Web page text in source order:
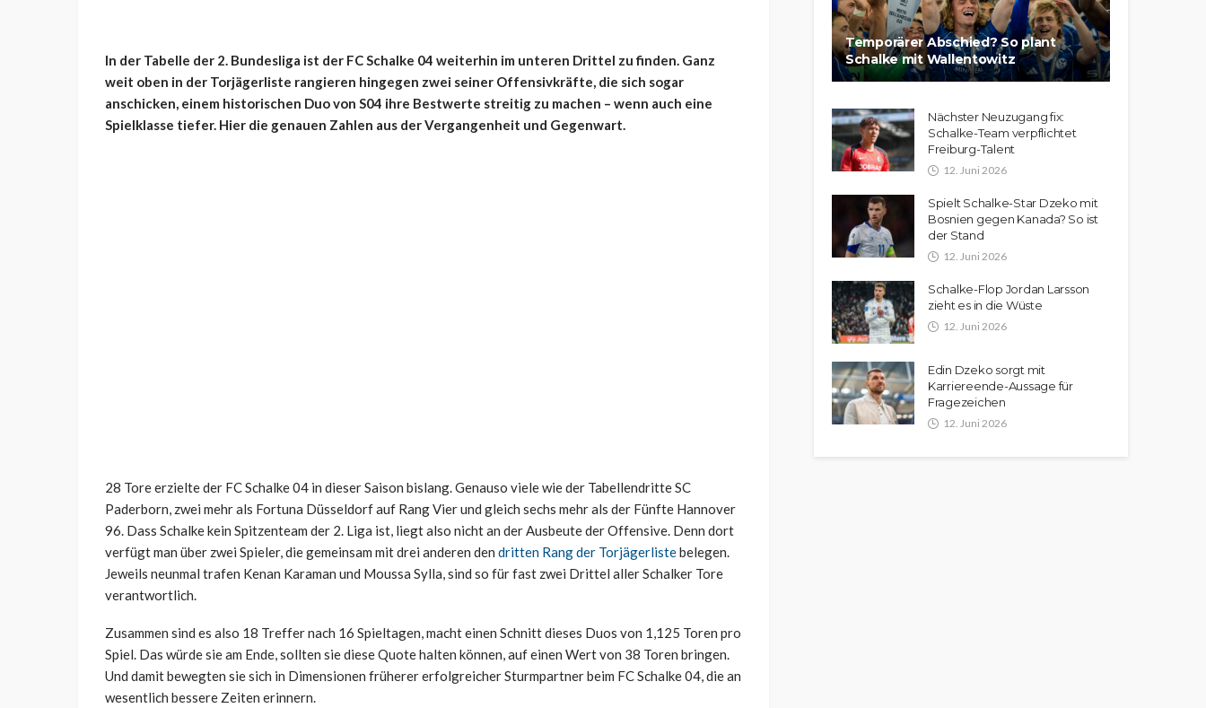
In der Tabelle der 2. Bundesliga ist der FC Schalke 04 weiterhin im unteren Drittel zu finden. Ganz
weit oben in der Torjägerliste rangieren hingegen zwei seiner Offensivkräfte, die sich sogar
anschicken, einem historischen Duo von S04 ihre Bestwerte streitig zu machen – wenn auch eine
Spielklasse tiefer. Hier die genauen Zahlen aus der Vergangenheit und Gegenwart.
28 Tore erzielte der FC Schalke 04 in dieser Saison bislang. Genauso viele wie der Tabellendritte SC
Paderborn, zwei mehr als Fortuna Düsseldorf auf Rang Vier und gleich sechs mehr als der Fünfte Hannover
96. Dass Schalke kein Spitzenteam der 2. Liga ist, liegt also nicht an der Ausbeute der Offensive. Denn dort
verfügt man über zwei Spieler, die gemeinsam mit drei anderen den dritten Rang der Torjägerlistebelegen.
Jeweils neunmal trafen Kenan Karaman und Moussa Sylla, sind so für fast zwei Drittel aller Schalker Tore
verantwortlich.
Zusammen sind es also 18 Treffer nach 16 Spieltagen, macht einen Schnitt dieses Duos von 1,125 Toren pro
Spiel. Das würde sie am Ende, sollten sie diese Quote halten können, auf einen Wert von 38 Toren bringen.
Und damit bewegten sie sich in Dimensionen früherer erfolgreicher Sturmpartner beim FC Schalke 04, die an
wesentlich bessere Zeiten erinnern.
Temporärer Abschied? So plant
Schalke mit Wallentowitz
Nächster Neuzugang fix:
Schalke-Team verpflichtet
Freiburg-Talent
12. Juni 2026
Spielt Schalke-Star Dzeko mit
Bosnien gegen Kanada? So ist
der Stand
12. Juni 2026
Schalke-Flop Jordan Larsson
zieht es in die Wüste
12. Juni 2026
Edin Dzeko sorgt mit
Karriereende-Aussage für
Fragezeichen
12. Juni 2026